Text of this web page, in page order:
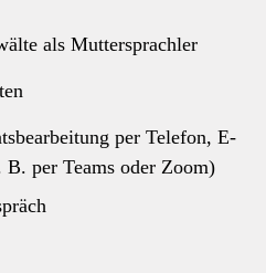
als Muttersprachler
per Telefon, E-
per Teams oder Zoom)